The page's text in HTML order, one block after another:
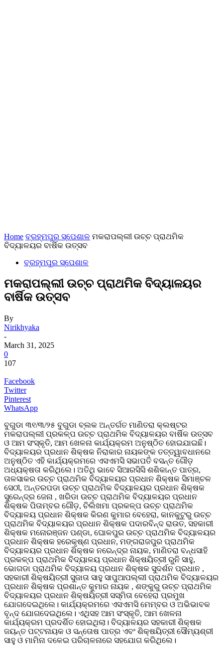
Home ବ୍ରହ୍ମପୁର ସ୍ପେଶାଳ ମକରାପଲ୍ଲୀ ଉଚ୍ଚ ପ୍ରାଥମିକ
ବିଦ୍ୟାଳୟର ବାର୍ଷିକ ଉତ୍ସବ
ବ୍ରହ୍ମପୁର ସ୍ପେଶାଳ
ମକରାପଲ୍ଲୀ ଉଚ୍ଚ ପ୍ରାଥମିକ ବିଦ୍ୟାଳୟର
ବାର୍ଷିକ ଉତ୍ସବ
By
Nirikhyaka
-
March 31, 2025
0
107
Facebook
Twitter
Pinterest
WhatsApp
ବୁଗୁଡା ୩୧/୩/୨୫ ବୁଗୁଡା ବ୍ଲକ ଅନ୍ତର୍ଗତ ମାଣିତରା କ୍ଲଷ୍ଟର
ମକରାପଲ୍ଲୀ ପ୍ରକଳ୍ପ ଉଚ୍ଚ ପ୍ରାଥମିକ ବିଦ୍ୟାଳୟର ବାର୍ଷିକ ଉତ୍ସବ
ଓ ଆମ ସଂସ୍କୃତି, ଆମ ଖେଳନା କାର୍ଯ୍ୟକ୍ରମ ଅନୁଷ୍ଠିତ ହୋଇଯାଇଛି।
ବିଦ୍ୟାଳୟର ପ୍ରଧାନ ଶିକ୍ଷକ ନିରାକାର ନାୟକଙ୍କ ତତ୍ତ୍ୱାବଧାନରେ
ଅନୁଷ୍ଠିତ ଏହି କାର୍ଯ୍ୟକ୍ରମରେ ଏସଏମସି ସଭାପତି ବସନ୍ତ ଗୌଡ଼
ଅଧ୍ୟକ୍ଷତା କରିଥିଲେ। ଅତିଥି ଭାବେ ସିଆରସିସି ଶଶିକାନ୍ତ ପାତ୍ର,
ତାଳସାକର ଉଚ୍ଚ ପ୍ରାଥମିକ ବିଦ୍ୟାଳୟର ପ୍ରଧାନ ଶିକ୍ଷକ ସିମାଞ୍ଚଳ
ସେଠୀ, ଅନ୍ତରପଡା ଉଚ୍ଚ ପ୍ରାଥମିକ ବିଦ୍ୟାଳୟର ପ୍ରଧାନ ଶିକ୍ଷକ
ସୁରେନ୍ଦ୍ର ଜେନା , ଖରିଡା ଉଚ୍ଚ ପ୍ରାଥମିକ ବିଦ୍ୟାଳୟର ପ୍ରଧାନ
ଶିକ୍ଷକ ପିତାମ୍ବର ଗୌଡ଼, ଚିଲିଖମା ପ୍ରକଳ୍ପ ଉଚ୍ଚ ପ୍ରାଥମିକ
ବିଦ୍ୟାଳୟ ପ୍ରଧାନ ଶିକ୍ଷକ କିରଣ କୁମାର ବେହେରା, କାନକୁଟୁରୁ ଉଚ୍ଚ
ପ୍ରାଥମିକ ବିଦ୍ୟାଳୟର ପ୍ରଧାନ ଶିକ୍ଷକ ପଦାରବିନ୍ଦ ରାଉତ, ସହକାରୀ
ଶିକ୍ଷକ ମନୋରଞ୍ଜନ ପଣ୍ଡା, ଘୋଳପୁର ଉଚ୍ଚ ପ୍ରାଥମିକ ବିଦ୍ୟାଳୟର
ପ୍ରଧାନ ଶିକ୍ଷକ ହରେକୃଷ୍ଣ ପ୍ରଧାନ, ମଙ୍ଗରାଜପୁର ପ୍ରାଥମିକ
ବିଦ୍ୟାଳୟର ପ୍ରଧାନ ଶିକ୍ଷକ ନରେନ୍ଦ୍ର ନାୟକ, ମାଣିତରା ବନ୍ଧସାହି
ପ୍ରକଳ୍ପ ପ୍ରାଥମିକ ବିଦ୍ୟାଳୟ ପ୍ରଧାନ ଶିକ୍ଷୟିତ୍ରୀ ରୁନି ସାହୁ,
ଭୋଗଡା ପ୍ରାଥମିକ ବିଦ୍ୟାଳୟ ପ୍ରଧାନ ଶିକ୍ଷକ ସୁଦର୍ଶନ ପ୍ରଧାନ ,
ସହକାରୀ ଶିକ୍ଷୟିତ୍ରୀ ସୁଜାତା ସାହୁ ସାପୁଆପଲ୍ଲୀ ପ୍ରାଥମିକ ବିଦ୍ୟାଳୟର
ପ୍ରଧାନ ଶିକ୍ଷକ ପ୍ରଶାନ୍ତ କୁମାର ନାୟକ , ଶଙ୍କୁରୁ ଉଚ୍ଚ ପ୍ରାଥମିକ
ବିଦ୍ୟାଳୟର ପ୍ରଧାନ ଶିକ୍ଷୟିତ୍ରୀ ସସ୍ମିତା ବେହେରା ପ୍ରମୁଖ
ଯୋଗଦେଇଥିଲେ। କାର୍ଯ୍ୟକ୍ରମରେ ଏସଏମସି ମେମ୍ବର ଓ ଅଭିଭାବକ
ବୃନ୍ଦ ଯୋଗଦେଇଥିଲେ। ଏଥିସହ ଆମ ସଂସ୍କୃତି, ଆମ ଖେଳନା
କାର୍ଯ୍ୟକ୍ରମ ପ୍ରଦର୍ଶିତ ହୋଇଥିଲା। ବିଦ୍ୟାଳୟର ସହକାରୀ ଶିକ୍ଷକ
ଜୟନ୍ତ ପଟ୍ଟନାୟକ ଓ ସନ୍ତୋଷ ପାତ୍ର ଏବଂ ଶିକ୍ଷୟିତ୍ରୀ ସୌମ୍ୟଶ୍ରୀ
ସାହୁ ଓ ମାମିନା ଦଳେଇ ପରିଚାଳନାରେ ସହଯୋଗ କରିଥିଲେ।